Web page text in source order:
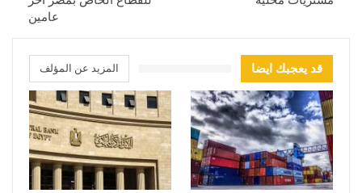
عامين
قد يعجبك ايضا المزيد عن المؤلف